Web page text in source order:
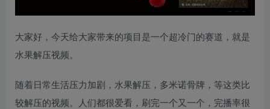
大家好，今天给大家带来的项目是一个超冷门的赛道，就是
水果解压视频。
随着日常生活压力加剧，水果解压，多米诺骨牌，等这类比
较解压的视频。人们都很爱看，刷完一个又一个，完播率很